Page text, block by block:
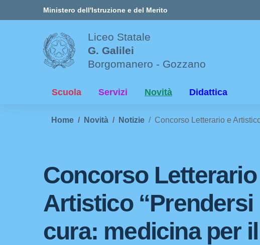
Ministero dell'Istruzione e del Merito
Liceo Statale
G. Galilei
Borgomanero - Gozzano
Scuola Servizi Novità Didattica
Home Novità Notizie Concorso Letterario e
Concorso Letterario
Artistico “Prendersi
cura: medicina per il